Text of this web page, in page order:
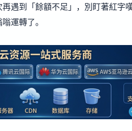
遇到「餘額不足」，別盯著紅字
運轉了。